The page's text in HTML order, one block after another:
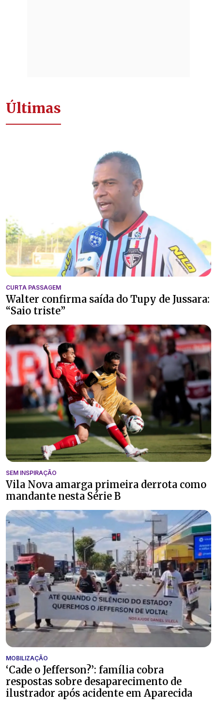
Últimas
CURTA PASSAGEM
Walter confirma saída do Tupy de Jussara:
“Saio triste”
SEM INSPIRAÇÃO
Vila Nova amarga primeira derrota como
mandante nesta Série B
MOBILIZAÇÃO
‘Cade o Jefferson?’: família cobra
respostas sobre desaparecimento de
ilustrador após acidente em Aparecida